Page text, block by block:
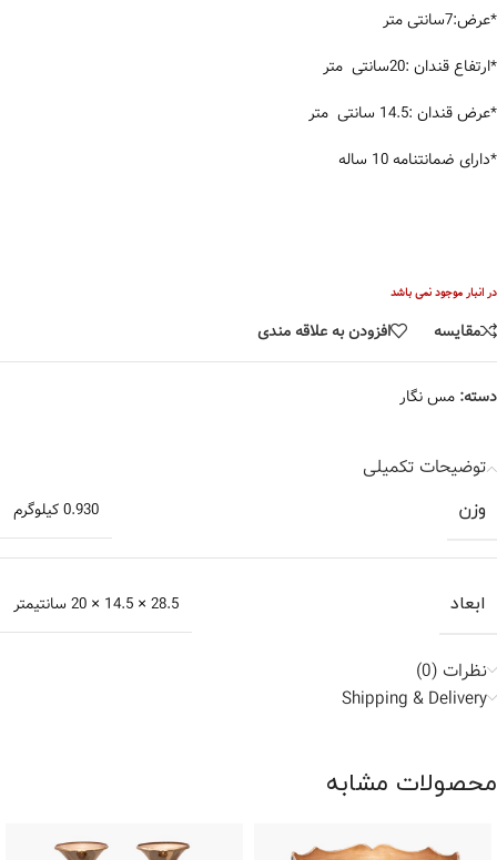
*عرض:7سانتی متر
*ارتفاع قندان :20سانتی متر
*عرض قندان :14.5 سانتی متر
*دارای ضمانتنامه 10 ساله
در انبار موجود نمی باشد
مقایسه افزودن به علاقه مندی
دسته: مس نگار
توضیحات تکمیلی
وزن 0.930 کیلوگرم
ابعاد 28.5 × 14.5 × 20 سانتیمتر
نظرات (0)
Shipping & Delivery
محصولات مشابه